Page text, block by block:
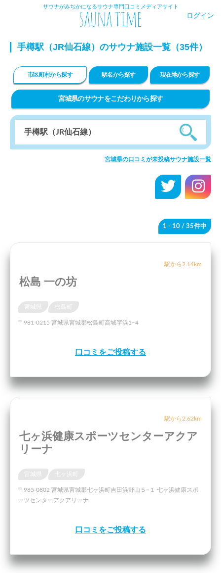
サウナがみぢかになるサウナ専門口コミメディアサイト
ログイン
手樽駅（JR仙石線）のサウナ施設一覧（35件）
市区町村から探す 駅名から探す 現在地から探す
宮城県のサウナをこだわりから探す
宮城県の口コミが未投稿サウナ施設一覧
1 - 10 / 35件中
駅から2.14km
松島 一の坊
〒981-0215 宮城県宮城郡松島町高城字浜1−4
口コミをご投稿する
駅から2.62km
七ヶ浜健康スポーツセンターアクア
リーナ
〒985-0802 宮城県宮城郡七ヶ浜町吉田浜野山５−１ 七ヶ浜健康スポ
ーツセンターアクアリーナ
口コミをご投稿する